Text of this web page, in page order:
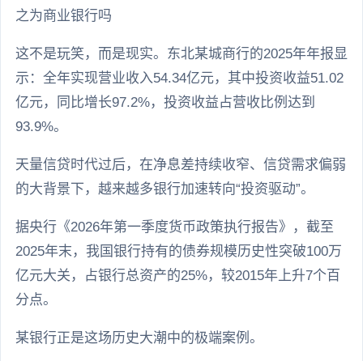
之为商业银行吗
这不是玩笑，而是现实。东北某城商行的2025年年报显
示：全年实现营业收入54.34亿元，其中投资收益51.02
亿元，同比增长97.2%，投资收益占营收比例达到
93.9%。
天量信贷时代过后，在净息差持续收窄、信贷需求偏弱
的大背景下，越来越多银行加速转向“投资驱动”。
据央行《2026年第一季度货币政策执行报告》，截至
2025年末，我国银行持有的债券规模历史性突破100万
亿元大关，占银行总资产的25%，较2015年上升7个百
分点。
某银行正是这场历史大潮中的极端案例。